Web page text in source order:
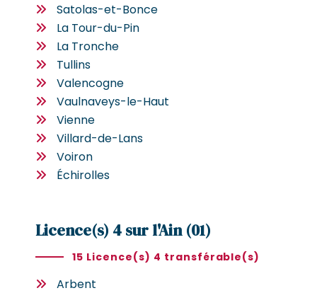
Satolas-et-Bonce
La Tour-du-Pin
La Tronche
Tullins
Valencogne
Vaulnaveys-le-Haut
Vienne
Villard-de-Lans
Voiron
Échirolles
Licence(s) 4 sur l'Ain (01)
15 Licence(s) 4 transférable(s)
Arbent